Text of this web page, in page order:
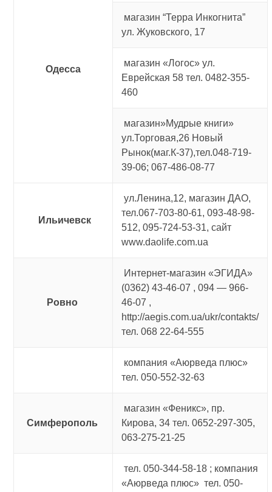
Одесса
магазин “Терра Инкогнита”
ул. Жуковского, 17
магазин «Логос» ул.
Еврейская 58 тел. 0482-355-
460
магазин»Мудрые книги»
ул.Торговая,26 Новый
Рынок(маг.К-37),тел.048-719-
39-06; 067-486-08-77
Ильичевск
ул.Ленина,12, магазин ДАО,
тел.067-703-80-61, 093-48-98-
512, 095-724-53-31, сайт
www.daolife.com.ua
Ровно
Интернет-магазин «ЭГИДА»
(0362) 43-46-07 , 094 — 966-
46-07 ,
http://aegis.com.ua/ukr/contakts/
тел. 068 22-64-555
компания «Аюрведа плюс»
тел. 050-552-32-63
Симферополь
магазин «Феникс», пр.
Кирова, 34 тел. 0652-297-305,
063-275-21-25
тел. 050-344-58-18 ; компания
«Аюрведа плюс» тел. 050-